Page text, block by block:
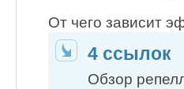
От чего зависит
4 ссылок
Обзор